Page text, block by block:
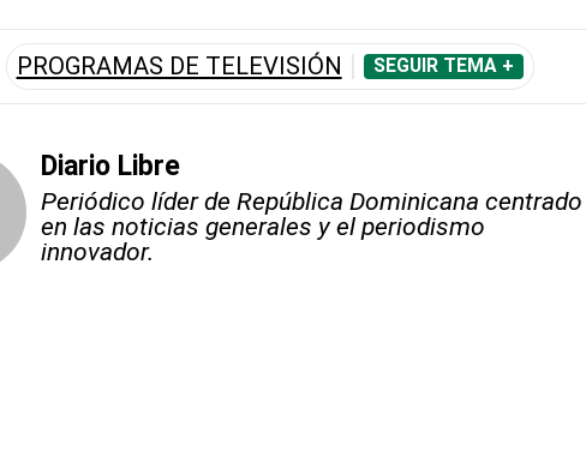
PROGRAMAS DE TELEVISIÓN SEGUIR TEMA +
Diario Libre
Periódico líder de República Dominicana centrado
en las noticias generales y el periodismo
innovador.